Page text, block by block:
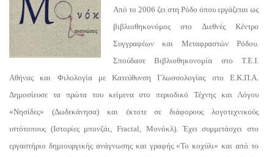
Από το 2006 ζει στη Ρόδο όπου εργάζεται ως
βιβλιοθηκονόμος στο Διεθνές Κέντρο
Συγγραφέων και Μεταφραστών Ρόδου.
Σπούδασε Βιβλιοθηκονομία στο Τ.Ε.Ι.
Αθήνας και Φιλολογία με Κατεύθυνση Γλωσσολογίας στο Ε.Κ.Π.Α.
Δημοσίευσε τα πρώτα του κείμενα στο περιοδικό Τέχνης και Λόγου
«Νησίδες» (Δωδεκάνησα) και έκτοτε σε διάφορους λογοτεχνικούς
ιστότοπους (Ιστορίες μπονζάι, Fractal, Μονόκλ). Έχει συμμετάσχει στο
εργαστήριο δημιουργικής ανάγνωσης και γραφής «Το κοχύλι» και από το